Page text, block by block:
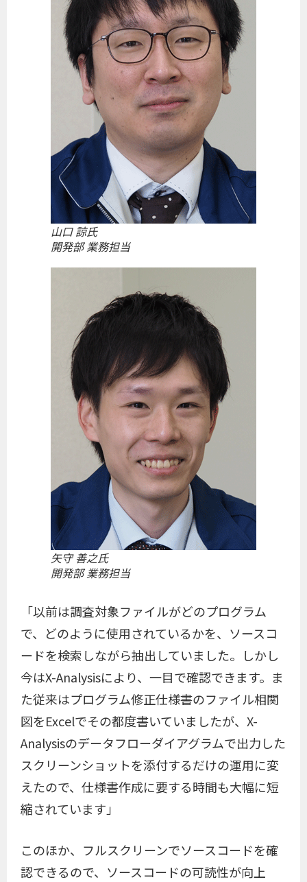
山口 諒氏
開発部 業務担当
矢守 善之氏
開発部 業務担当
「以前は調査対象ファイルがどのプログラム
で、どのように使用されているかを、ソースコ
ードを検索しながら抽出していました。しかし
今はX-Analysisにより、一目で確認できます。ま
た従来はプログラム修正仕様書のファイル相関
図をExcelでその都度書いていましたが、X-
Analysisのデータフローダイアグラムで出力した
スクリーンショットを添付するだけの運用に変
えたので、仕様書作成に要する時間も大幅に短
縮されています」
このほか、フルスクリーンでソースコードを確
認できるので、ソースコードの可読性が向上